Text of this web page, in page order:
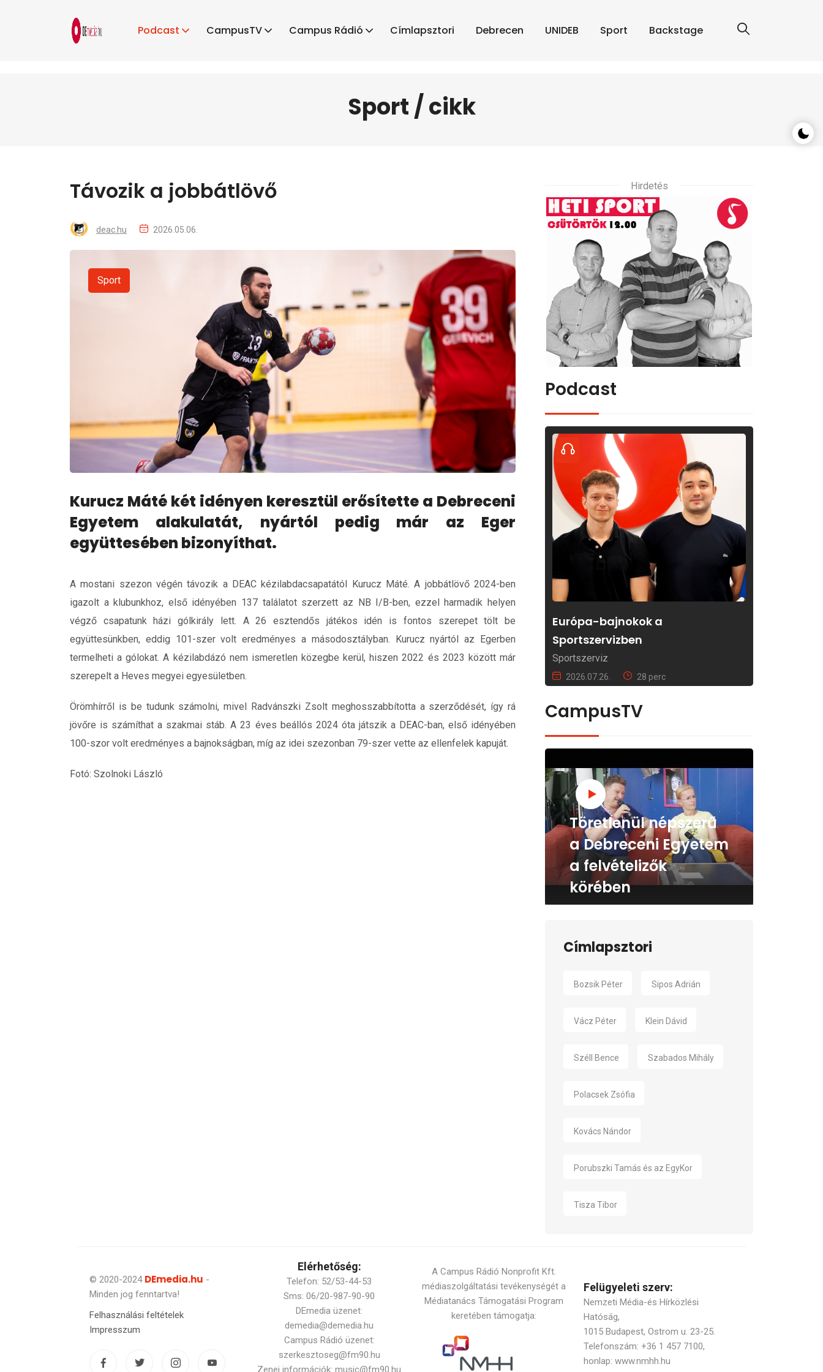
Podcast CampusTV Campus Rádió Címlapsztori Debrecen UNIDEB Sport Backstage
Sport / cikk
Távozik a jobbátlövő
deac.hu 2026.05.06.
Sport
Kurucz Máté két idényen keresztül erősítette a Debreceni
Egyetem alakulatát, nyártól pedig már az Eger
együttesében bizonyíthat.
A mostani szezon végén távozik a DEAC kézilabdacsapatától Kurucz Máté. A jobbátlövő 2024-ben
igazolt a klubunkhoz, első idényében 137 találatot szerzett az NB I/B-ben, ezzel harmadik helyen
végző csapatunk házi gólkirály lett. A 26 esztendős játékos idén is fontos szerepet tölt be
együttesünkben, eddig 101-szer volt eredményes a másodosztályban. Kurucz nyártól az Egerben
termelheti a gólokat. A kézilabdázó nem ismeretlen közegbe kerül, hiszen 2022 és 2023 között már
szerepelt a Heves megyei egyesületben.
Örömhírről is be tudunk számolni, mivel Radvánszki Zsolt meghosszabbította a szerződését, így rá
jövőre is számíthat a szakmai stáb. A 23 éves beállós 2024 óta játszik a DEAC-ban, első idényében
100-szor volt eredményes a bajnokságban, míg az idei szezonban 79-szer vette az ellenfelek kapuját.
Fotó: Szolnoki László
Hirdetés
Podcast
Európa-bajnokok a
Sportszervizben
Sportszerviz
2026.07.26. 28 perc
CampusTV
Töretlenül népszerű
a Debreceni Egyetem
a felvételizők
körében
Címlapsztori
Bozsik Péter Sipos Adrián
Vácz Péter Klein Dávid
Széll Bence Szabados Mihály
Polacsek Zsófia
Kovács Nándor
Porubszki Tamás és az EgyKor
Tisza Tibor
© 2020-2024 DEmedia.hu -
Minden jog fenntartva!
Felhasználási feltételek
Impresszum
Elérhetőség:
Telefon: 52/53-44-53
Sms: 06/20-987-90-90
DEmedia üzenet:
demedia@demedia.hu
Campus Rádió üzenet:
szerkesztoseg@fm90.hu
Zenei információk: music@fm90.hu
A Campus Rádió Nonprofit Kft.
médiaszolgáltatási tevékenységét a
Médiatanács Támogatási Program
keretében támogatja:
Felügyeleti szerv:
Nemzeti Média-és Hírközlési
Hatóság,
1015 Budapest, Ostrom u. 23-25.
Telefonszám: +36 1 457 7100,
honlap: www.nmhh.hu